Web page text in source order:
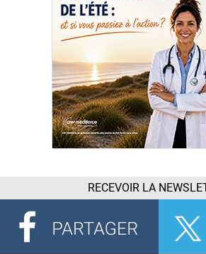
RECEVOIR LA